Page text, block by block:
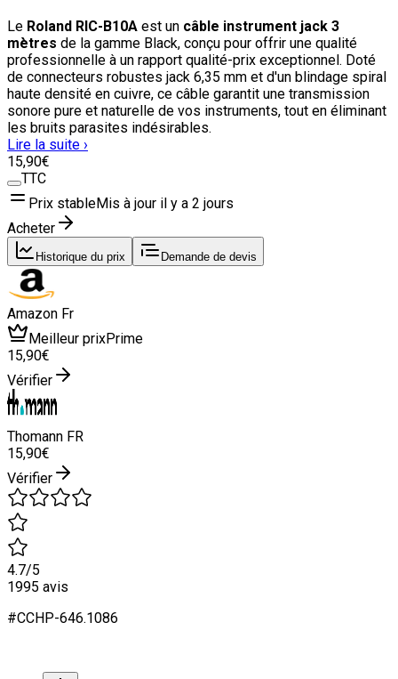
Le Roland RIC-B10A est un câble instrument jack 3
mètres de la gamme Black, conçu pour offrir une qualité
professionnelle à un rapport qualité-prix exceptionnel. Doté
de connecteurs robustes jack 6,35 mm et d'un blindage spiral
haute densité en cuivre, ce câble garantit une transmission
sonore pure et naturelle de vos instruments, tout en éliminant
les bruits parasites indésirables.
Lire la suite ›
15,90€
TTC
Prix stableMis à jour il y a 2 jours
Acheter
Historique du prix Demande de devis
Amazon Fr
Meilleur prixPrime
15,90€
Vérifier
Thomann FR
15,90€
Vérifier
4.7/5
1995 avis
#CCHP-646.1086